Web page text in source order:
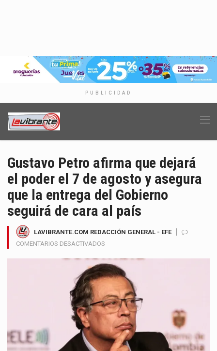
PUBLICIDAD
Gustavo Petro afirma que dejará
el poder el 7 de agosto y asegura
que la entrega del Gobierno
seguirá de cara al país
LAVIBRANTE.COM REDACCIÓN GENERAL - EFE
COMENTARIOS DESACTIVADOS
PETRO
AFIRMA
DEJARÁ
EL
PODER
7
DE